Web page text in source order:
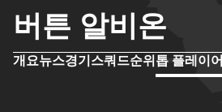
버튼 알비온
개요뉴스경기 스쿼드순위 톱 플레이어